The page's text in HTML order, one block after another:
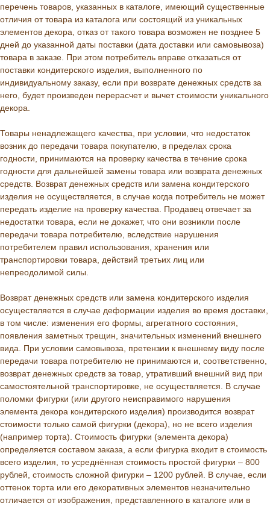
перечень товаров, указанных в каталоге, имеющий существенные
отличия от товара из каталога или состоящий из уникальных
элементов декора, отказ от такого товара возможен не позднее 5
дней до указанной даты поставки (дата доставки или самовывоза)
товара в заказе. При этом потребитель вправе отказаться от
поставки кондитерского изделия, выполненного по
индивидуальному заказу, если при возврате денежных средств за
него, будет произведен перерасчет и вычет стоимости уникального
декора.
Товары ненадлежащего качества, при условии, что недостаток
возник до передачи товара покупателю, в пределах срока
годности, принимаются на проверку качества в течение срока
годности для дальнейшей замены товара или возврата денежных
средств. Возврат денежных средств или замена кондитерского
изделия не осуществляется, в случае когда потребитель не может
передать изделие на проверку качества. Продавец отвечает за
недостатки товара, если не докажет, что они возникли после
передачи товара потребителю, вследствие нарушения
потребителем правил использования, хранения или
транспортировки товара, действий третьих лиц или
непреодолимой силы.
Возврат денежных средств или замена кондитерского изделия
осуществляется в случае деформации изделия во время доставки,
в том числе: изменения его формы, агрегатного состояния,
появления заметных трещин, значительных изменений внешнего
вида. При условии самовывоза, претензии к внешнему виду после
передачи товара потребителю не принимаются и, соответственно,
возврат денежных средств за товар, утративший внешний вид при
самостоятельной транспортировке, не осуществляется. В случае
поломки фигурки (или другого неисправимого нарушения
элемента декора кондитерского изделия) производится возврат
стоимости только самой фигурки (декора), но не всего изделия
(например торта). Стоимость фигурки (элемента декора)
определяется составом заказа, а если фигурка входит в стоимость
всего изделия, то усреднённая стоимость простой фигурки – 800
рублей, стоимость сложной фигурки – 1200 рублей. В случае, если
оттенок торта или его декоративных элементов незначительно
отличается от изображения, представленного в каталоге или в